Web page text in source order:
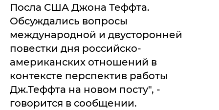
Посла США Джона Теффта.
Обсуждались вопросы
международной и двусторонней
повестки дня российско-
американских отношений в
контексте перспектив работы
Дж.Теффта на новом посту", -
говорится в сообщении.